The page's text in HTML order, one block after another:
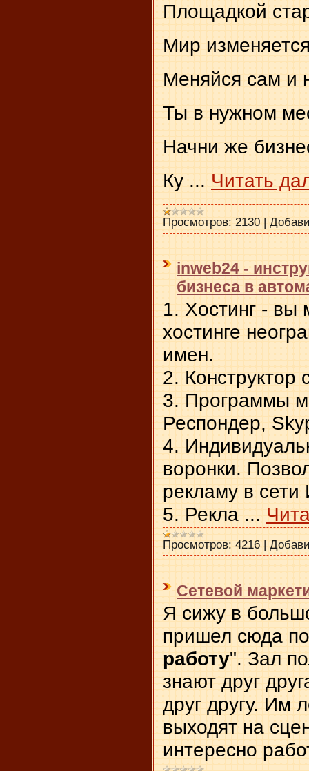
Площадкой
Мир
Меняйся сам и
Ты в нужном
Начни же
Ку ... Читать
Просмотров: 2130 |
inweb24 -
бизнеса в
1. Хостинг - вы
хостинге
имен.
2. Конструктор
3. Программы
Респондер,
4.
воронки.
рекламу в сети
5. Рекла ...
Просмотров: 4216 |
Сетевой
Я сижу в
пришел сюда
работу". Зал
знают друг
друг другу. Им
выходят на
интересно